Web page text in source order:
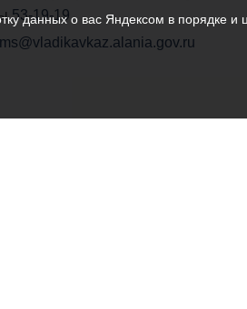
53-19-19
данных о вас Яндексом в порядке и